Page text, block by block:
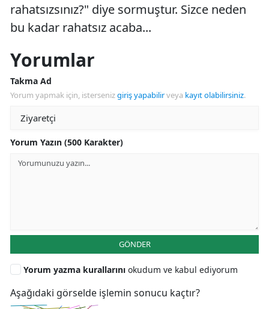
rahatsızsınız?" diye sormuştur. Sizce neden
bu kadar rahatsız acaba...
Yorumlar
Takma Ad
Yorum yapmak için, istersenizgiriş yapabilirveya kayıt olabilirsiniz.
Yorum Yazın (500 Karakter)
GÖNDER
Yorum yazma kurallarını okudum ve kabul ediyorum
Aşağıdaki görselde işlemin sonucu kaçtır?